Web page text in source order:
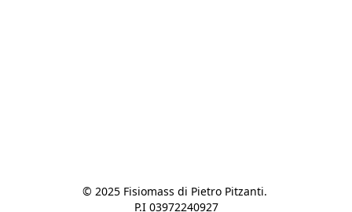
© 2025 Fisiomass di Pietro Pitzanti.
P.I 03972240927